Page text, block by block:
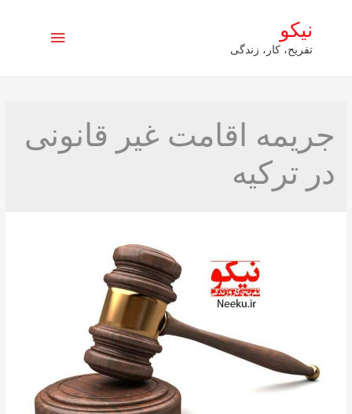
نیکو
تفریح، کار، زندگی
فهرست
جریمه اقامت غیر قانونی
در ترکیه